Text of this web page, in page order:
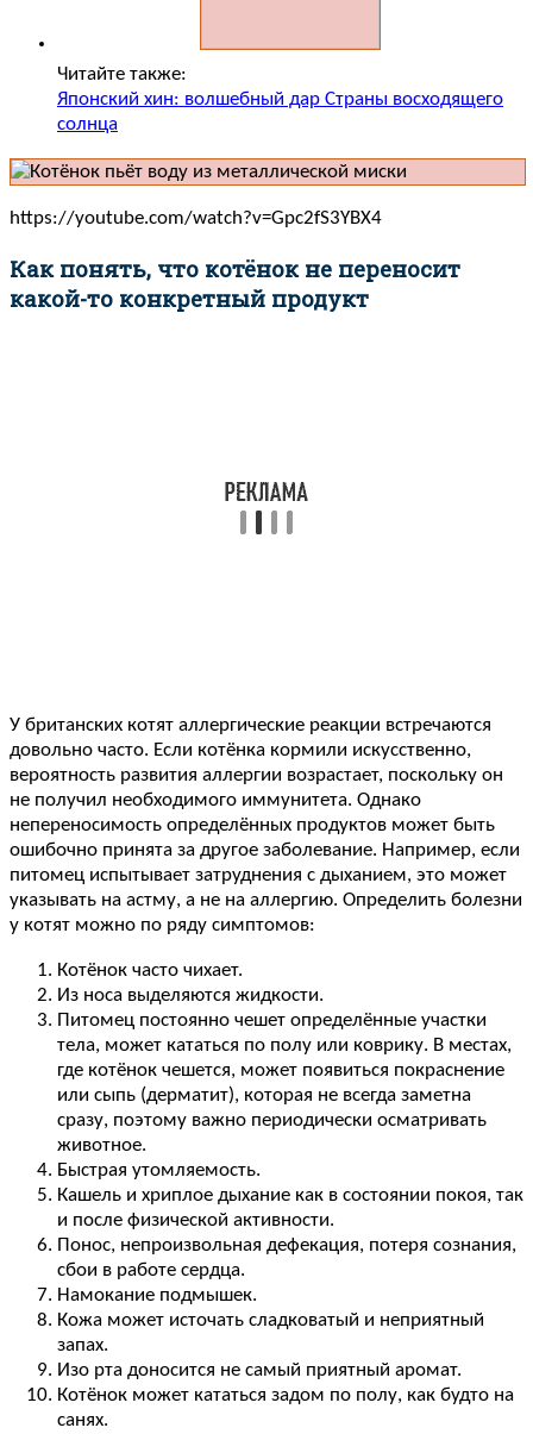
Читайте также:
Японский хин: волшебный дар Страны восходящего
солнца
https://youtube.com/watch?v=Gpc2fS3YBX4
Как понять, что котёнок не переносит
какой-то конкретный продукт
У британских котят аллергические реакции встречаются
довольно часто. Если котёнка кормили искусственно,
вероятность развития аллергии возрастает, поскольку он
не получил необходимого иммунитета. Однако
непереносимость определённых продуктов может быть
ошибочно принята за другое заболевание. Например, если
питомец испытывает затруднения с дыханием, это может
указывать на астму, а не на аллергию. Определить болезни
у котят можно по ряду симптомов:
Котёнок часто чихает.
Из носа выделяются жидкости.
Питомец постоянно чешет определённые участки
тела, может кататься по полу или коврику. В местах,
где котёнок чешется, может появиться покраснение
или сыпь (дерматит), которая не всегда заметна
сразу, поэтому важно периодически осматривать
животное.
Быстрая утомляемость.
Кашель и хриплое дыхание как в состоянии покоя, так
и после физической активности.
Понос, непроизвольная дефекация, потеря сознания,
сбои в работе сердца.
Намокание подмышек.
Кожа может источать сладковатый и неприятный
запах.
Изо рта доносится не самый приятный аромат.
Котёнок может кататься задом по полу, как будто на
санях.